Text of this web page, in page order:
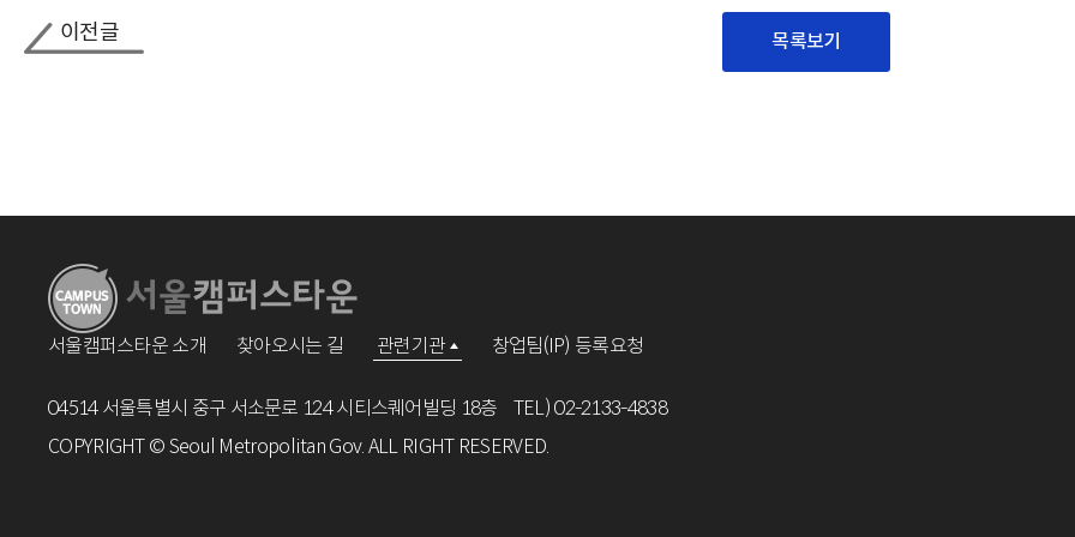
이전글 목록보기
서울캠퍼스타운 소개 찾아오시는 길 관련기관 창업팀(IP) 등록요청
04514 서울특별시 중구 서소문로 124 시티스퀘어빌딩 18층 TEL) 02-2133-4838
COPYRIGHT © Seoul Metropolitan Gov. ALL RIGHT RESERVED.